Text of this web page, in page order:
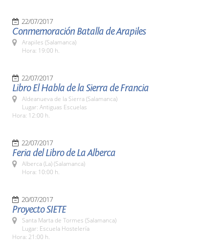
22/07/2017
Conmemoración Batalla de Arapiles
Arapiles (Salamanca)
Hora: 19:00 h.
22/07/2017
Libro El Habla de la Sierra de Francia
Aldeanueva de la Sierra (Salamanca)
Lugar: Antiguas Escuelas
Hora: 12:00 h.
22/07/2017
Feria del Libro de La Alberca
Alberca (La) (Salamanca)
Hora: 10:00 h.
20/07/2017
Proyecto SIETE
Santa Marta de Tormes (Salamanca)
Lugar: Escuela Hostelería
Hora: 21:00 h.